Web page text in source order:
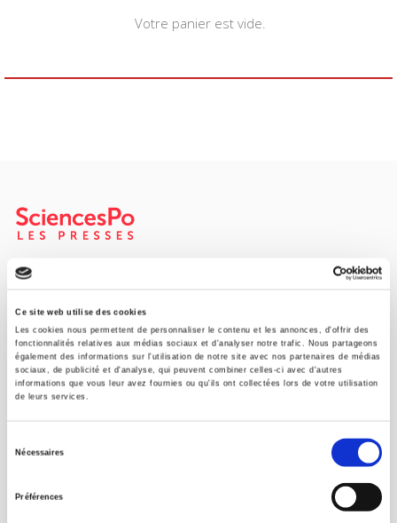
Ce site web utilise des cookies
Les cookies nous permettent de personnaliser le contenu et les annonces, d'offrir des
fonctionnalités relatives aux médias sociaux et d'analyser notre trafic. Nous partageons
également des informations sur l'utilisation de notre site avec nos partenaires de médias
sociaux, de publicité et d'analyse, qui peuvent combiner celles-ci avec d'autres
informations que vous leur avez fournies ou qu'ils ont collectées lors de votre utilisation
de leurs services.
Nécessaires
Préférences
Votre panier est vide.
Maison d'édition dédiée aux sciences humaines et sociales, les
Presses de Sciences Po participent depuis leur création en 1976
à la transmission des savoirs et des idées
CONTACTS
FOREIGN RIGHTS
POUR LES LIBRAIRES
CONDITIONS GÉNÉRALES